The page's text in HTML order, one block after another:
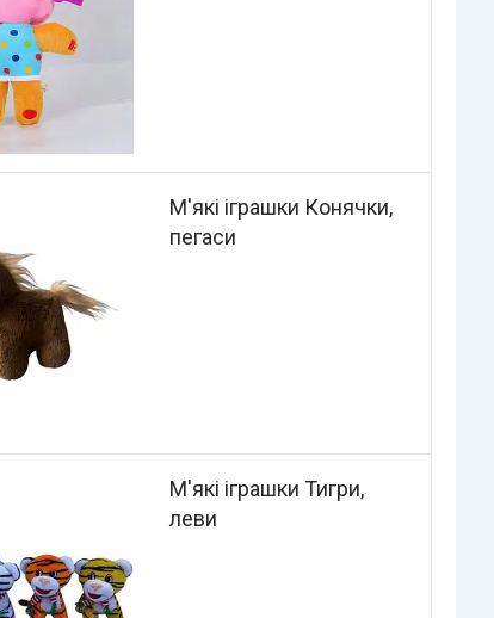
М'які іграшки Конячки,
пегаси
М'які іграшки Тигри,
леви